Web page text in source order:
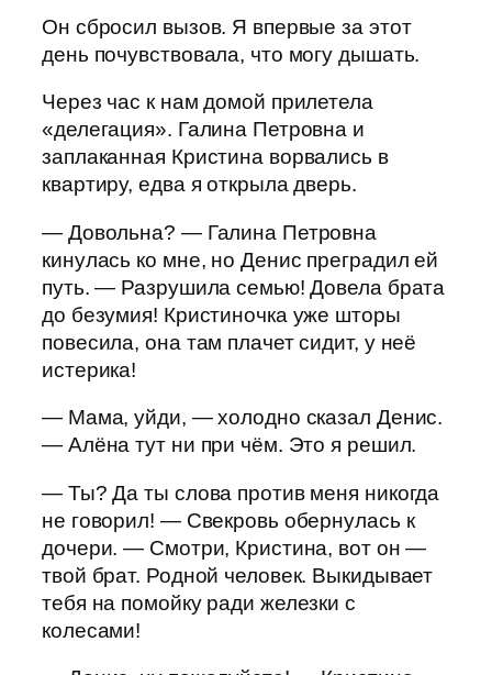
Он сбросил вызов. Я впервые за этот
день почувствовала, что могу дышать.
Через час к нам домой прилетела
«делегация». Галина Петровна и
заплаканная Кристина ворвались в
квартиру, едва я открыла дверь.
— Довольна? — Галина Петровна
кинулась ко мне, но Денис преградил ей
путь. — Разрушила семью! Довела брата
до безумия! Кристиночка уже шторы
повесила, она там плачет сидит, у неё
истерика!
— Мама, уйди, — холодно сказал Денис.
— Алёна тут ни при чём. Это я решил.
— Ты? Да ты слова против меня никогда
не говорил! — Свекровь обернулась к
дочери. — Смотри, Кристина, вот он —
твой брат. Родной человек. Выкидывает
тебя на помойку ради железки с
колесами!